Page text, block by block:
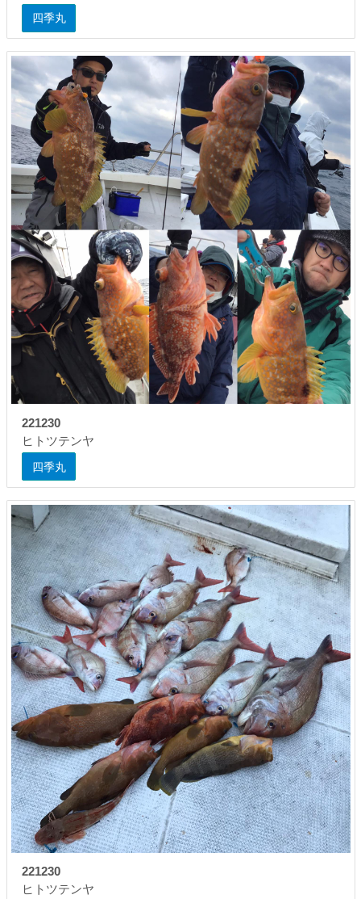
四季丸
221230
ヒトツテンヤ
四季丸
221230
ヒトツテンヤ